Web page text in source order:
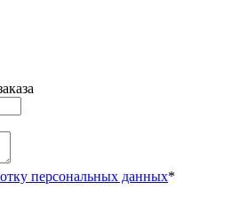
персональных данных*